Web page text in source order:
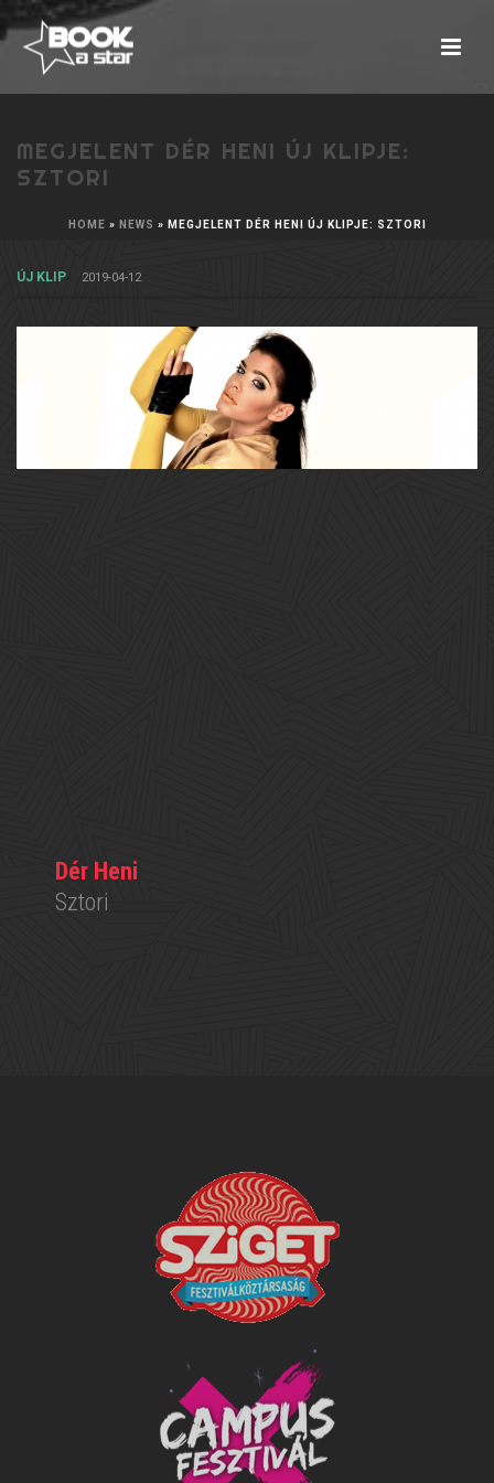
MEGJELENT DÉR HENI ÚJ KLIPJE:
SZTORI
HOME » NEWS » MEGJELENT DÉR HENI ÚJ KLIPJE: SZTORI
ÚJ KLIP 2019-04-12
Dér Heni
Sztori